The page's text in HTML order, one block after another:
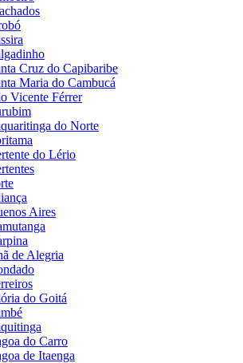
Cruz do Capibaribe
Maria do Cambucá
Vicente Férrer
do Norte
do Lério
Aires
de Alegria
do Goitá
do Carro
de Itaenga